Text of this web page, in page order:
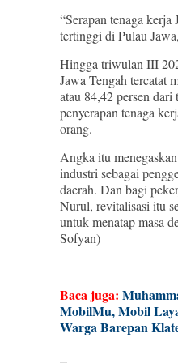
“Serapan tenaga kerja
tertinggi di Pulau
Hingga triwulan III
Jawa Tengah tercatat
atau 84,42 persen dari
penyerapan tenaga
orang.
Angka itu
industri sebagai
daerah. Dan bagi
Nurul, revitalisasi itu
untuk menatap masa
Sofyan)
Baca juga:
MobilMu, Mobil
Warga Barepan